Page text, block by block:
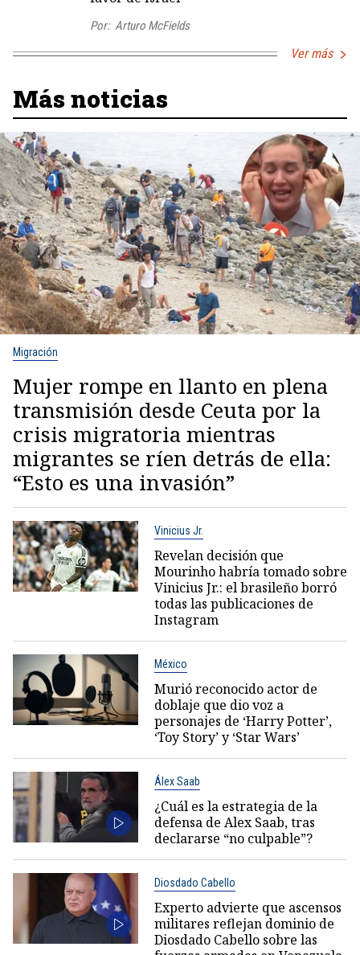
Por: Arturo McFields
Ver más
Más noticias
Migración
Mujer rompe en llanto en plena
transmisión desde Ceuta por la
crisis migratoria mientras
migrantes se ríen detrás de ella:
“Esto es una invasión”
Vinicius Jr.
Revelan decisión que
Mourinho habría tomado sobre
Vinicius Jr.: el brasileño borró
todas las publicaciones de
Instagram
México
Murió reconocido actor de
doblaje que dio voz a
personajes de ‘Harry Potter’,
‘Toy Story’ y ‘Star Wars’
Álex Saab
¿Cuál es la estrategia de la
defensa de Alex Saab, tras
declararse “no culpable”?
Diosdado Cabello
Experto advierte que ascensos
militares reflejan dominio de
Diosdado Cabello sobre las